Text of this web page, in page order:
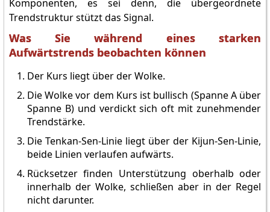
Komponenten, es sei denn, die übergeordnete
Trendstruktur stützt das Signal.
Was Sie während eines starken
Aufwärtstrends beobachten können
Der Kurs liegt über der Wolke.
Die Wolke vor dem Kurs ist bullisch (Spanne A über
Spanne B) und verdickt sich oft mit zunehmender
Trendstärke.
Die Tenkan-Sen-Linie liegt über der Kijun-Sen-Linie,
beide Linien verlaufen aufwärts.
Rücksetzer finden Unterstützung oberhalb oder
innerhalb der Wolke, schließen aber in der Regel
nicht darunter.